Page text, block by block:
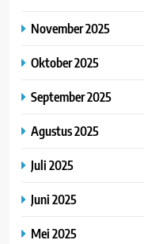
November 2025
Oktober 2025
September 2025
Agustus 2025
Juli 2025
Juni 2025
Mei 2025